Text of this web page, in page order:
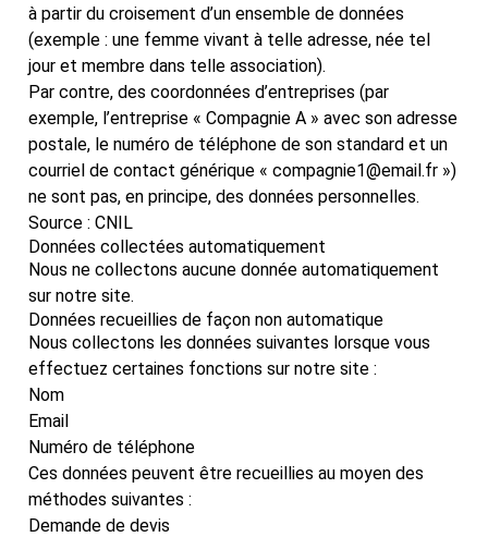
à partir du croisement d’un ensemble de données
(exemple : une femme vivant à telle adresse, née tel
jour et membre dans telle association).
Par contre, des coordonnées d’entreprises (par
exemple, l’entreprise « Compagnie A » avec son adresse
postale, le numéro de téléphone de son standard et un
courriel de contact générique « compagnie1@email.fr »)
ne sont pas, en principe, des données personnelles.
Source : CNIL
Données collectées automatiquement
Nous ne collectons aucune donnée automatiquement
sur notre site.
Données recueillies de façon non automatique
Nous collectons les données suivantes lorsque vous
effectuez certaines fonctions sur notre site :
Nom
Email
Numéro de téléphone
Ces données peuvent être recueillies au moyen des
méthodes suivantes :
Demande de devis